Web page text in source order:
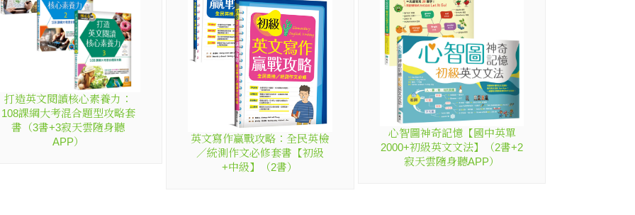
打造英文閱讀核心素養力：
108課綱大考混合題型攻略套
書（3書+3寂天雲隨身聽
APP）
英文寫作贏戰攻略：全民英檢
／統測作文必修套書【初級
+中級】（2書）
心智圖神奇記憶【國中英單
2000+初級英文文法】（2書+2
寂天雲隨身聽APP）